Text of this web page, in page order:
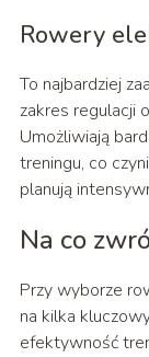
Rowery
To najbardziej
zakres regulacji
Umożliwiają
treningu, co
planują
Na co
Przy wyborze
na kilka
efektywność